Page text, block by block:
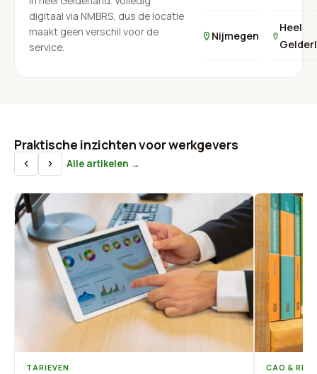
digitaal via NMBRS, dus de locatie
maakt geen verschil voor de
service.
Nijmegen
Heel
Praktische inzichten voor werkgevers
Alle artikelen →
TARIEVEN CAO &